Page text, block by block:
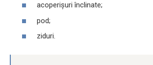
acoperișuri înclinate;
pod;
ziduri.